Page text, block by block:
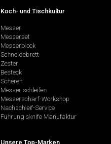
Koch- und Tischkultur
Messer
Messerset
Messerblock
Schneidebrett
Zester
Besteck
Scheren
Messer schleifen
Messerschärf-Workshop
Nachschleif-Service
Führung sknife Manufaktur
Unsere Top-Marken